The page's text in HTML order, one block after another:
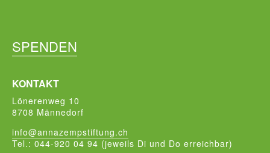
SPENDEN
KONTAKT
Lönerenweg 10
8708 Männedorf
info@annazempstiftung.ch
Tel.: 044-920 04 94 (jeweils Di und Do erreichbar)